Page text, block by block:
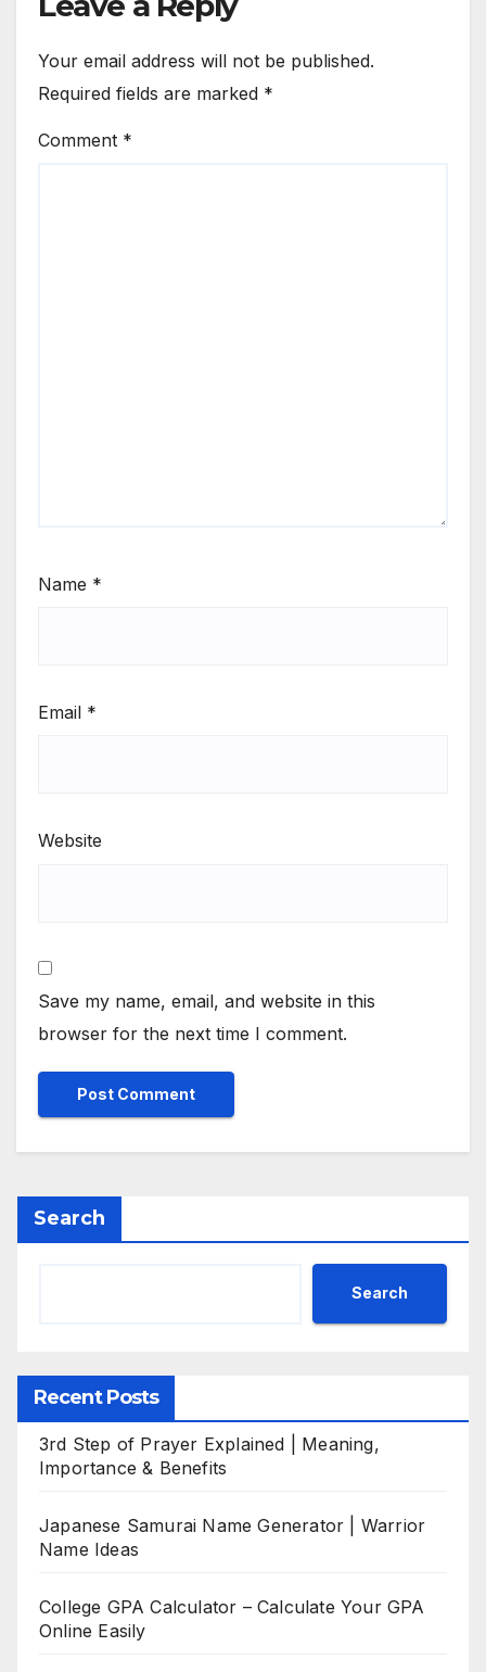
Your email address will not be published.
Required fields are marked *
Comment *
Name *
Email *
Website
Save my name, email, and website in this
browser for the next time I comment.
Search
Search
Recent Posts
3rd Step of Prayer Explained | Meaning,
Importance & Benefits
Japanese Samurai Name Generator | Warrior
Name Ideas
College GPA Calculator – Calculate Your GPA
Online Easily